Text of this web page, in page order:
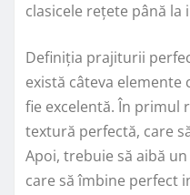
clasicele rețete până
Definiția prajiturii
există câteva elemente
fie excelentă. În primul
textură perfectă, care
Apoi, trebuie să aibă
care să îmbine perfect